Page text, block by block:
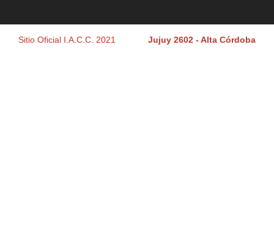
Sitio Oficial I.A.C.C. 2021 Jujuy 2602 - Alta Córdoba